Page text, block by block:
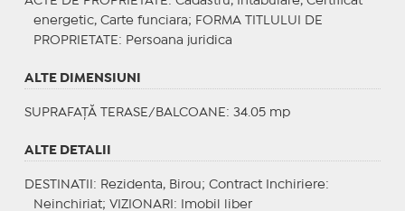
energetic, Carte funciara; FORMA TITLULUI DE
PROPRIETATE : Persoana juridica
ALTE DIMENSIUNI
SUPRAFAȚĂ TERASE/BALCOANE: 34.05 mp
ALTE DETALII
DESTINATII : Rezidenta, Birou; Contract Inchiriere:
Neinchiriat; VIZIONARI : Imobil liber